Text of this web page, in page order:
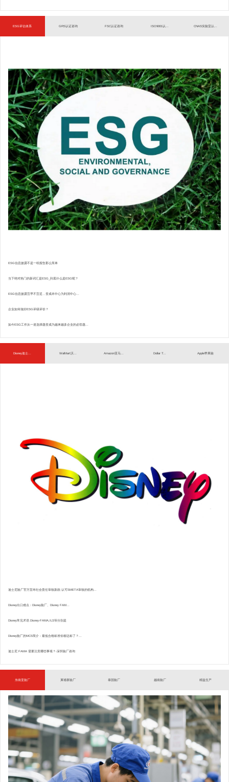
ESG评估体系 GRS认证咨询 FSC认证咨询 ISO9001认... CNAS实验室认...
ESG信息披露不是一纸报告那么简单
当下绝对热门的新词汇是ESG_到底什么是ESG呢？
ESG信息披露宜早不宜迟，变成本中心为利润中心...
企业如何做好ESG评级评价？
如今ESG工作从一道选择题变成为越来越多企业的必答题...
Disney迪士... WalMart沃... Amazon亚马... Dollar T... Apple苹果验
迪士尼验厂官方宣布社会责任审核新政:认可SMETA审核的机构...
Disney出口难点：Disney验厂、Disney FAM...
Disney常见术语.Disney-FAMA,ILS等分别是
Disney验厂的MCS简介：最低合格标准你都达标了？...
迪士尼 FAMA 需要注意哪些事项？-深圳验厂咨询
东南亚验厂 柬埔寨验厂 泰国验厂 越南验厂 精益生产